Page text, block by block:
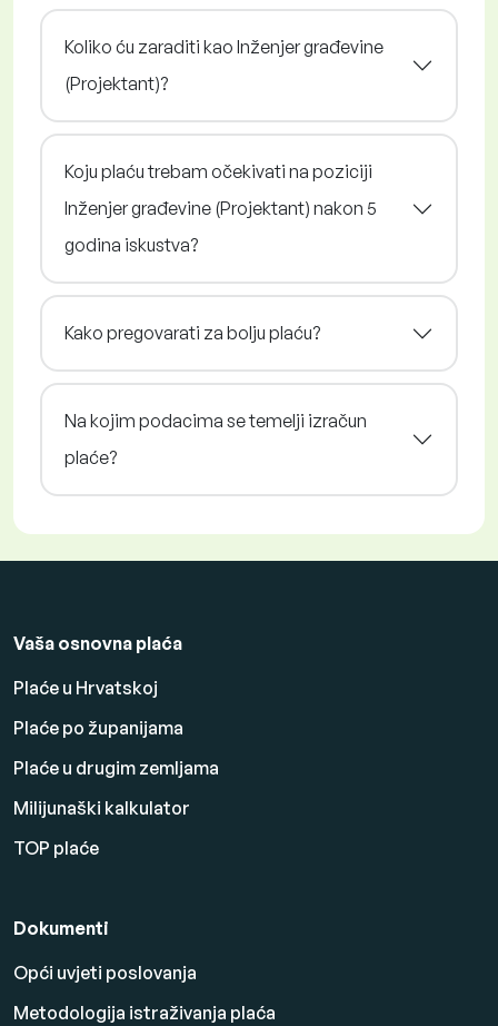
Koliko ću zaraditi kao Inženjer građevine
(Projektant)?
Koju plaću trebam očekivati na poziciji
Inženjer građevine (Projektant) nakon 5
godina iskustva?
Kako pregovarati za bolju plaću?
Na kojim podacima se temelji izračun
plaće?
Vaša osnovna plaća
Plaće u Hrvatskoj
Plaće po županijama
Plaće u drugim zemljama
Milijunaški kalkulator
TOP plaće
Dokumenti
Opći uvjeti poslovanja
Metodologija istraživanja plaća